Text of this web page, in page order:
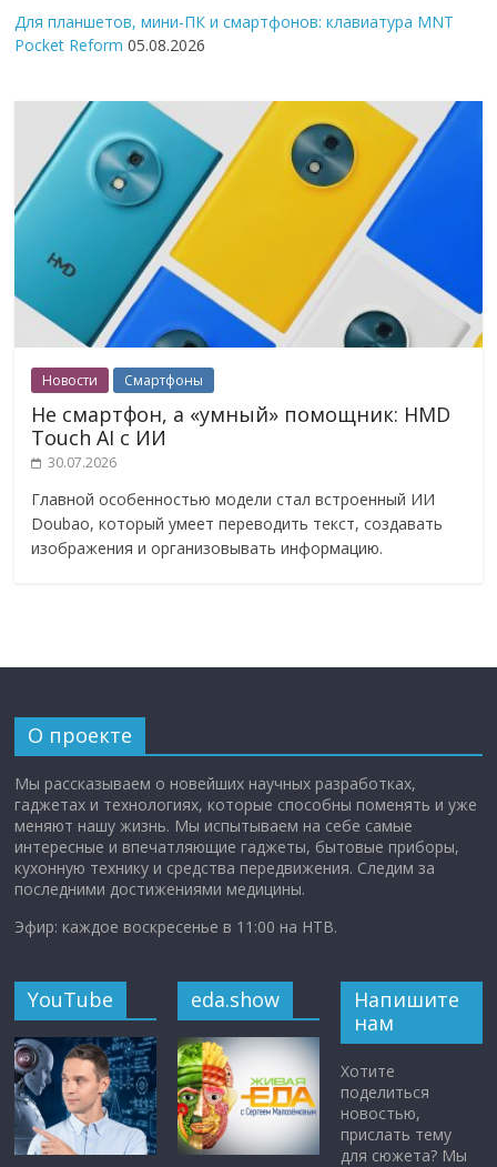
Для планшетов, мини-ПК и смартфонов: клавиатура MNT
Pocket Reform 05.08.2026
Новости Смартфоны
Не смартфон, а «умный» помощник: HMD
Touch AI с ИИ
30.07.2026
Главной особенностью модели стал встроенный ИИ
Doubao, который умеет переводить текст, создавать
изображения и организовывать информацию.
О проекте
Мы рассказываем о новейших научных разработках,
гаджетах и технологиях, которые способны поменять и уже
меняют нашу жизнь. Мы испытываем на себе самые
интересные и впечатляющие гаджеты, бытовые приборы,
кухонную технику и средства передвижения. Следим за
последними достижениями медицины.
Эфир: каждое воскресенье в 11:00 на НТВ.
YouTube eda.show
Напишите
нам
Хотите
поделиться
новостью,
прислать тему
для сюжета? Мы